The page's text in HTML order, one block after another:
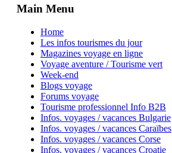
Main Menu
Home
Les infos tourismes du jour
Magazines voyage en ligne
Voyage aventure / Tourisme vert
Week-end
Blogs voyage
Forums voyage
Tourisme professionnel Info B2B
Infos. voyages / vacances Bulgarie
Infos. voyages / vacances Caraïbes
Infos. voyages / vacances Corse
Infos. voyages / vacances Croatie